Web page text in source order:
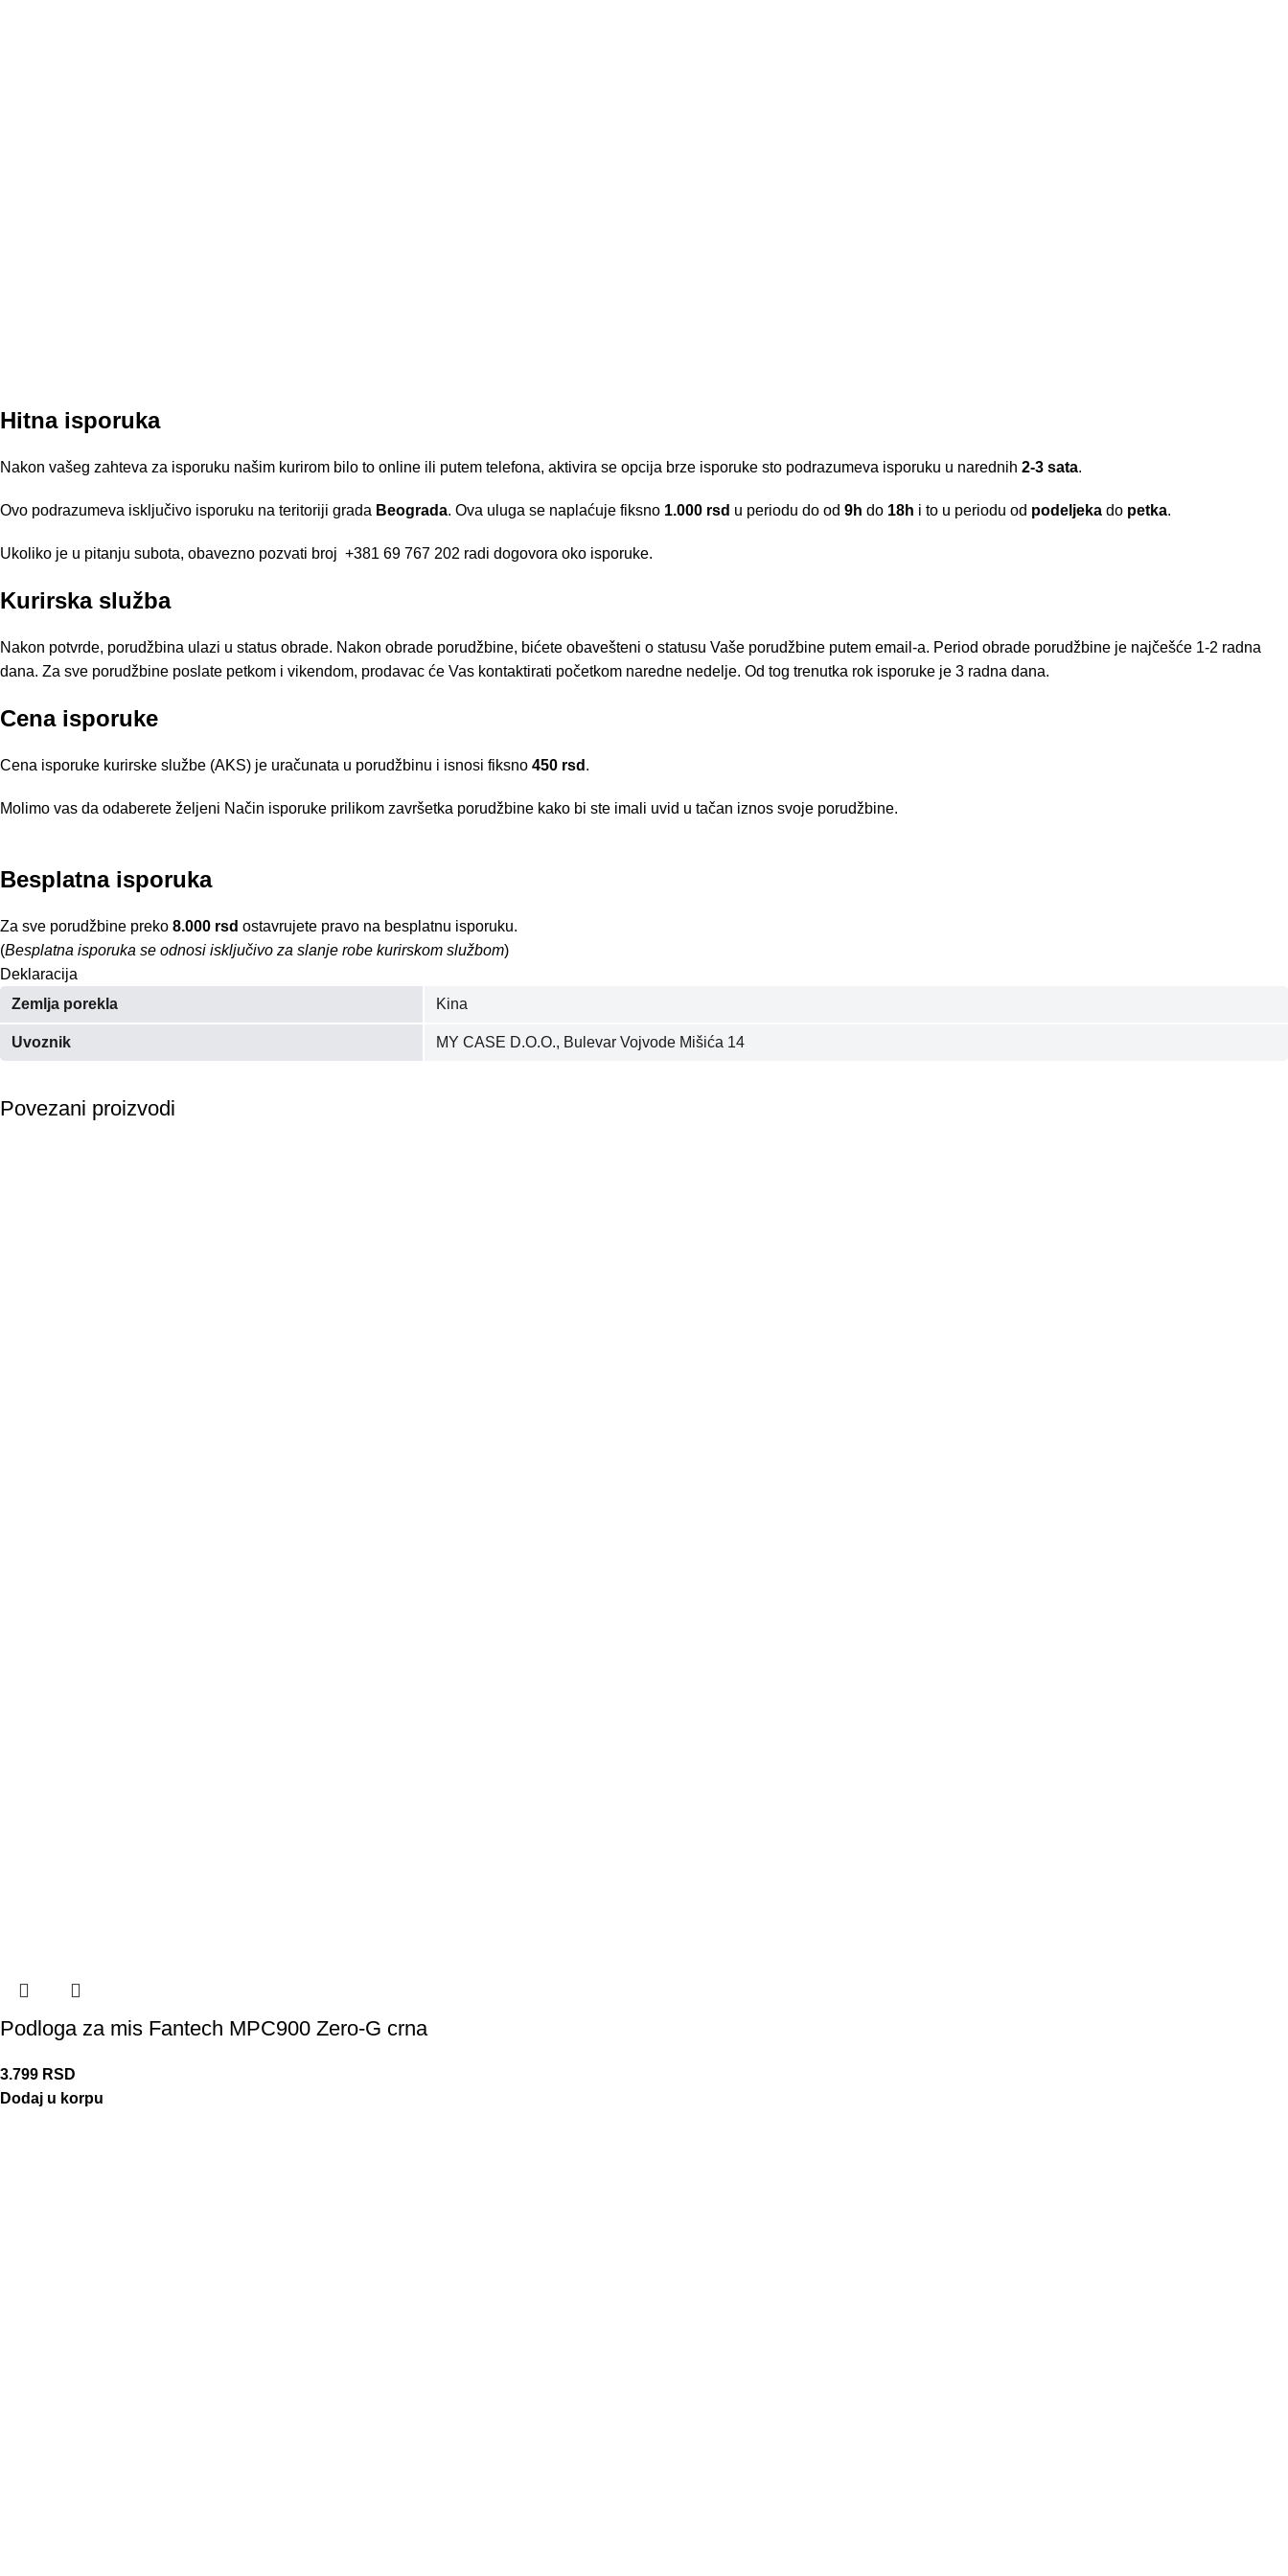
Hitna isporuka
Nakon vašeg zahteva za isporuku našim kurirom bilo to online ili putem telefona, aktivira se opcija brze isporuke sto podrazumeva isporuku u narednih 2-3 sata.
Ovo podrazumeva isključivo isporuku na teritoriji grada Beograda. Ova uluga se naplaćuje fiksno 1.000 rsd u periodu do od 9h do 18h i to u periodu od podeljeka do petka.
Ukoliko je u pitanju subota, obavezno pozvati broj +381 69 767 202 radi dogovora oko isporuke.
Kurirska služba
Nakon potvrde, porudžbina ulazi u status obrade. Nakon obrade porudžbine, bićete obavešteni o statusu Vaše porudžbine putem email-a. Period obrade porudžbine je najčešće 1-2 radna
dana. Za sve porudžbine poslate petkom i vikendom, prodavac će Vas kontaktirati početkom naredne nedelje. Od tog trenutka rok isporuke je 3 radna dana.
Cena isporuke
Cena isporuke kurirske službe (AKS) je uračunata u porudžbinu i isnosi fiksno 450 rsd .
Molimo vas da odaberete željeni Način isporuke prilikom završetka porudžbine kako bi ste imali uvid u tačan iznos svoje porudžbine.
Besplatna isporuka
Za sve porudžbine preko 8.000 rsd ostavrujete pravo na besplatnu isporuku.
(Besplatna isporuka se odnosi isključivo za slanje robe kurirskom službom)
Deklaracija
Zemlja porekla
Kina
Uvoznik MY CASE D.O.O., Bulevar Vojvode Mišića 14
Povezani proizvodi
Podloga za mis Fantech MPC900 Zero-G crna
3.799 RSD
Dodaj u korpu